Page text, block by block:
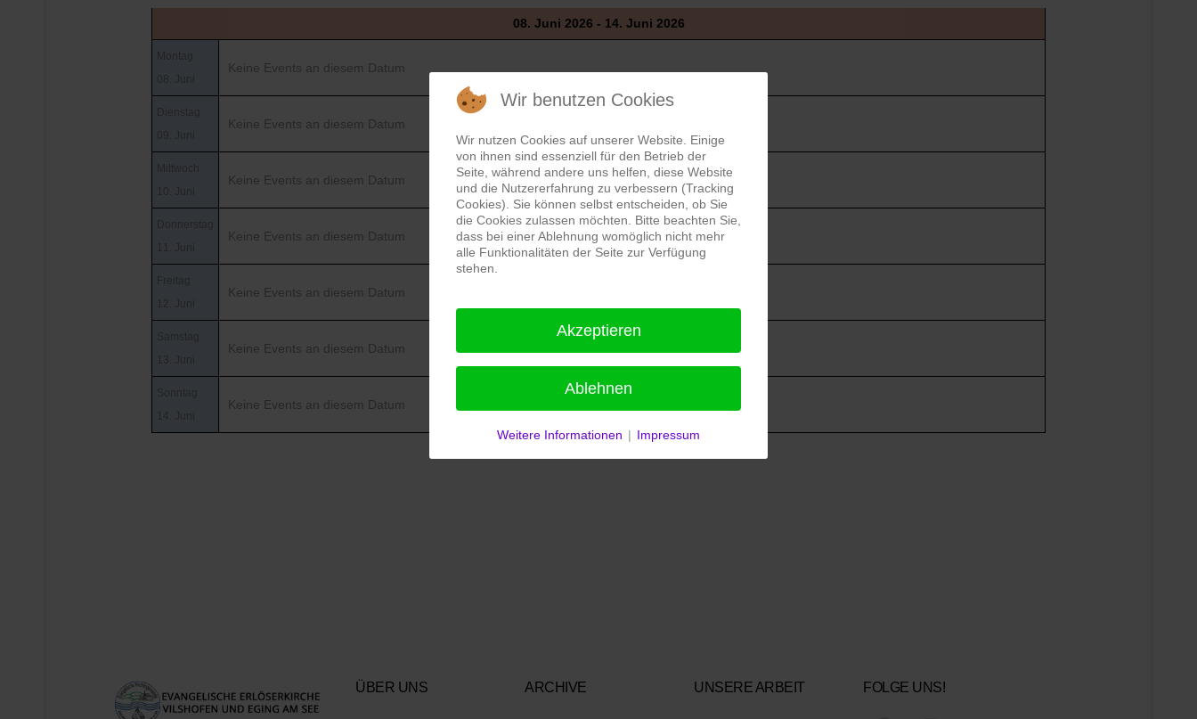
08. Juni 2026 - 14. Juni 2026
Montag
08. Juni
Keine Events an diesem Datum
Dienstag
09. Juni
Keine Events an diesem Datum
Mittwoch
10. Juni
Keine Events an diesem Datum
Donnerstag
11. Juni
Keine Events an diesem Datum
Freitag
12. Juni
Keine Events an diesem Datum
Samstag
13. Juni
Keine Events an diesem Datum
Sonntag
14. Juni
Keine Events an diesem Datum
ÜBER UNS ARCHIVE UNSERE ARBEIT FOLGE UNS!
Wir benutzen Cookies
Wir nutzen Cookies auf unserer Website. Einige
von ihnen sind essenziell für den Betrieb der
Seite, während andere uns helfen, diese Website
und die Nutzererfahrung zu verbessern (Tracking
Cookies). Sie können selbst entscheiden, ob Sie
die Cookies zulassen möchten. Bitte beachten Sie,
dass bei einer Ablehnung womöglich nicht mehr
alle Funktionalitäten der Seite zur Verfügung
stehen.
Akzeptieren
Ablehnen
Weitere Informationen | Impressum